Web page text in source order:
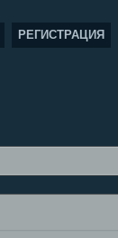
РЕГИСТРАЦИЯ